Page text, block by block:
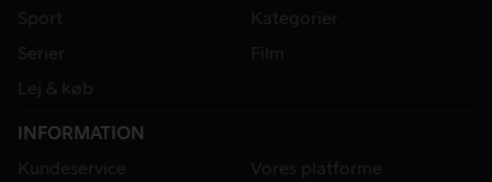
Sport
Kategorier
Serier
Film
Lej & køb
INFORMATION
Kundeservice
Vores platforme